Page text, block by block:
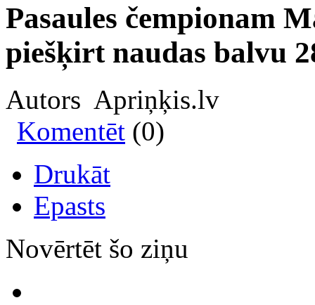
Pasaules čempionam
piešķirt naudas balvu
Autors Apriņķis.lv
Komentēt (0)
Drukāt
Epasts
Novērtēt šo ziņu